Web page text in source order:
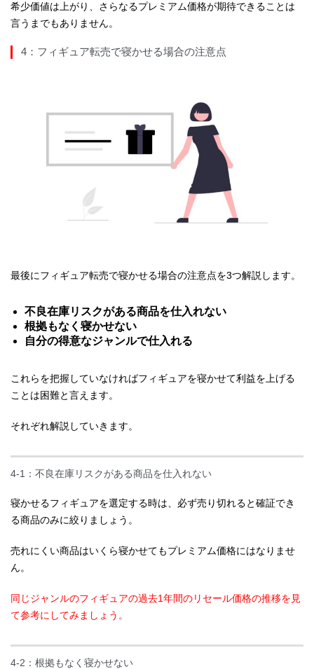
希少価値は上がり、さらなるプレミアム価格が期待できることは
言うまでもありません。
4：フィギュア転売で寝かせる場合の注意点
最後にフィギュア転売で寝かせる場合の注意点を3つ解説します。
不良在庫リスクがある商品を仕入れない
根拠もなく寝かせない
自分の得意なジャンルで仕入れる
これらを把握していなければフィギュアを寝かせて利益を上げる
ことは困難と言えます。
それぞれ解説していきます。
4-1：不良在庫リスクがある商品を仕入れない
寝かせるフィギュアを選定する時は、必ず売り切れると確証でき
る商品のみに絞りましょう。
売れにくい商品はいくら寝かせてもプレミアム価格にはなりませ
ん。
同じジャンルのフィギュアの過去1年間のリセール価格の推移を見
て参考にしてみましょう。
4-2：根拠もなく寝かせない